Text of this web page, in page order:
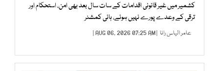
کشمیر میں غیر قانونی اقدامات کے سات سال بعد بھی امن، استحکام اور
ترقی کے وعدے پورے نہیں ہوئے، ہائی کمشنر
عامر الیاس رانا | AUG 06, 2026 07:25 AM |